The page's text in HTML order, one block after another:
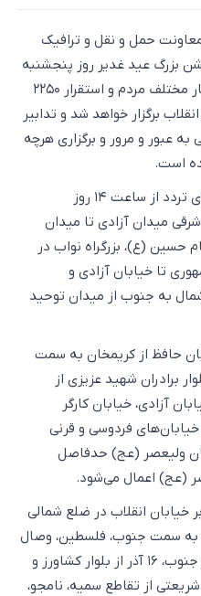
معاونت حمل و نقل و ترافیک
بزرگ عید غدیر روز پنجشنبه
۱۴ خرداد از ساعت ۱۶ با حضور اقشار مختلف مردم و استقرار ۲۲۵۰
برگزار خواهد شد و تدابیر
به عبور و مرور و برگزاری هرچه
است.
بر اساس این گزارش، محدودیت‌های تردد از ساعت ۱۴ روز
میدان آزادی تا میدان
حسین (ع)، بزرگراه نواب در
تا خیابان آزادی و
به جنوب از میدان توحید
حافظ از کریمخان به سمت
برادران شهید عزیزی از
آزادی، خیابان کارگر
فردوسی و قرنی
ولیعصر (عج) حدفاصل
(عج) اعمال می‌شود.
خیابان انقلاب در ضلع شمالی
به سمت جنوب، فلسطین، وصال
شیرازی، قدس از طالقانی به سمت جنوب، ۱۶ آذر از بلوار کشاورز و
از تقاطع سمیه، نامجو،